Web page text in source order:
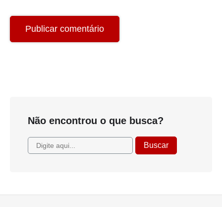
Não encontrou o que busca?